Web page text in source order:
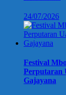
24/07/2026
Festival
Perputaran
Gajayana